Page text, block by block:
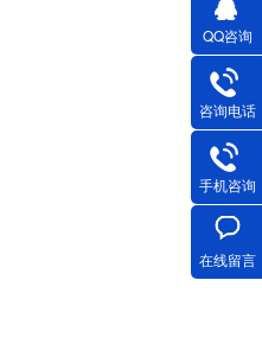
QQ咨询
咨询电话
手机咨询
在线留言